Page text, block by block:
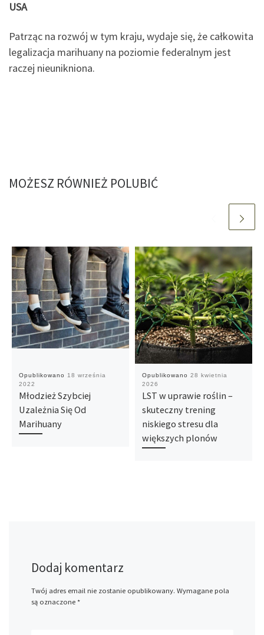
USA
Patrząc na rozwój w tym kraju, wydaje się, że całkowita
legalizacja marihuany na poziomie federalnym jest
raczej nieunikniona.
MOŻESZ RÓWNIEŻ POLUBIĆ
Opublikowano
18 września
2022
Młodzież Szybciej
Uzależnia Się Od
Marihuany
Opublikowano 28 kwietnia
2026
LST w uprawie roślin –
skuteczny trening
niskiego stresu dla
większych plonów
Dodaj komentarz
Twój adres email nie zostanie opublikowany. Wymagane pola
są oznaczone *